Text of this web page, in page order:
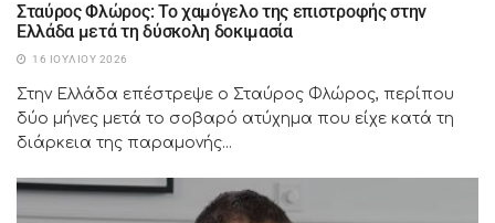
Σταύρος Φλώρος: Το χαμόγελο της επιστροφής στην
Ελλάδα μετά τη δύσκολη δοκιμασία
16 ΙΟΥΛΊΟΥ 2026
Στην Ελλάδα επέστρεψε ο Σταύρος Φλώρος, περίπου
δύο μήνες μετά το σοβαρό ατύχημα που είχε κατά τη
διάρκεια της παραμονής...